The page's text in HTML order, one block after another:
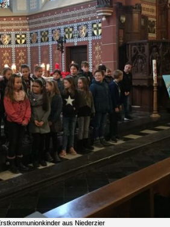
aus Niederzier